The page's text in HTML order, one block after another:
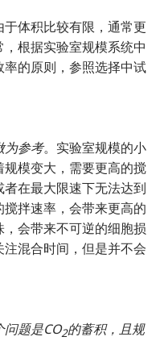
体积比较有限，通常更
根据实验室规模系统中
的原则，参照选择中试
为参考。实验室规模的小
模变大，需要更高的搅
在最大限速下无法达到
拌速率，会带来更高的
会带来不可逆的细胞损
混合时间，但是并不会
题是CO2的蓄积，且规